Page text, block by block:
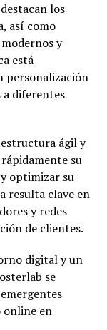
los
así como
y
está
personalización
a diferentes
estructura ágil y
su
optimizar su
resulta clave en
y redes
de clientes.
digital y un
se
online en